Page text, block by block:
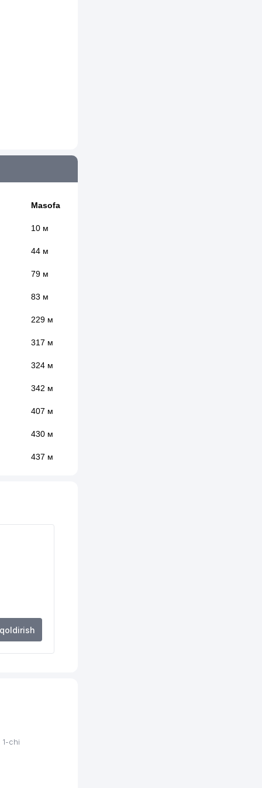
Masofa
10 м
44 м
79 м
83 м
229 м
317 м
324 м
342 м
407 м
430 м
437 м
443 м
561 м
561 м
1-chi